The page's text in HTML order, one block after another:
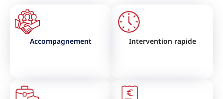
Accompagnement Intervention rapide